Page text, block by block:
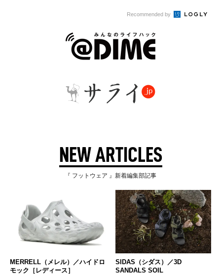
Recommended by
NEW ARTICLES
『 フットウェア 』新着編集部記事
MERRELL（メレル）／ハイドロ
モック［レディース］
SIDAS（シダス）／3D
SANDALS SOIL